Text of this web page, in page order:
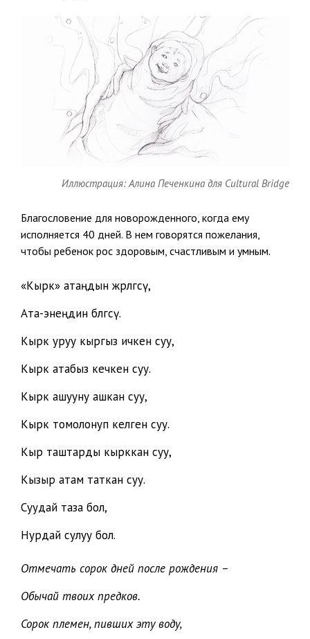
Иллюстрация: Алина Печенкина для Cultural Bridge
Благословение для новорожденного, когда ему
исполняется 40 дней. В нем говорятся пожелания,
чтобы ребенок рос здоровым, счастливым и умным.
«Кырк» атаңдын жөрөлгөсү,
Ата-энеңдин өбөлгөсү.
Кырк уруу кыргыз ичкен суу,
Кырк атабыз кечкен суу.
Кырк ашууну ашкан суу,
Кырк томолонуп келген суу.
Кыр таштарды кырккан суу,
Кызыр атам таткан суу.
Суудай таза бол,
Нурдай сулуу бол.
Отмечать сорок дней после рождения –
Обычай твоих предков.
Сорок племен, пивших эту воду,